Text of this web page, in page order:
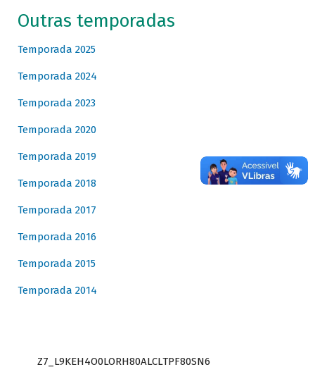
Outras temporadas
Temporada 2025
Temporada 2024
Temporada 2023
Temporada 2020
Temporada 2019
Temporada 2018
Temporada 2017
Temporada 2016
Temporada 2015
Temporada 2014
Z7_L9KEH4O0LORH80ALCLTPF80SN6